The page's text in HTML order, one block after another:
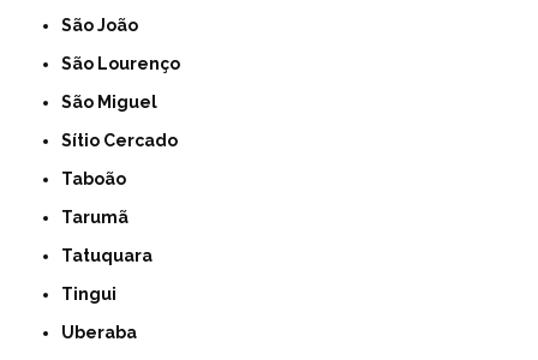
São João
São Lourenço
São Miguel
Sítio Cercado
Taboão
Tarumã
Tatuquara
Tingui
Uberaba